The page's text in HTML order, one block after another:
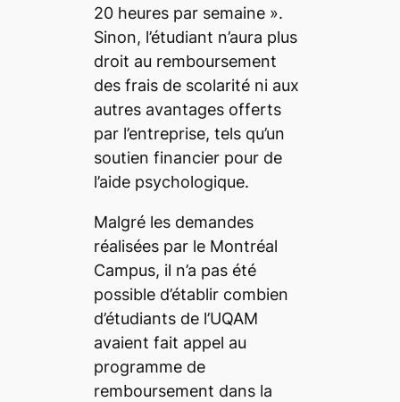
20 heures par semaine ».
Sinon, l’étudiant n’aura plus
droit au remboursement
des frais de scolarité ni aux
autres avantages offerts
par l’entreprise, tels qu’un
soutien financier pour de
l’aide psychologique.
Malgré les demandes
réalisées par le Montréal
Campus, il n’a pas été
possible d’établir combien
d’étudiants de l’UQAM
avaient fait appel au
programme de
remboursement dans la